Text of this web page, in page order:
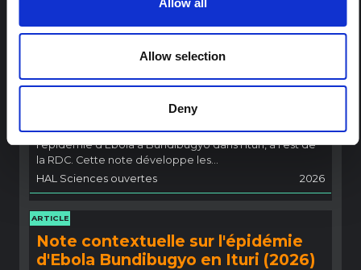
Allow all
Allow selection
Deny
Note contextuelle : Pratiques
funéraires en Ituri
Cette note est la deuxième produite par " le collectif
par des chercheurs en sciences sociales qui fournissent
des informations contextuelles pour la réponse à
l'épidémie d'Ebola à Bundibugyo dans l'Ituri, à l'est de
la RDC. Cette note développe les…
HAL Sciences ouvertes
2026
ARTICLE
Note contextuelle sur l'épidémie
d'Ebola Bundibugyo en Ituri (2026)